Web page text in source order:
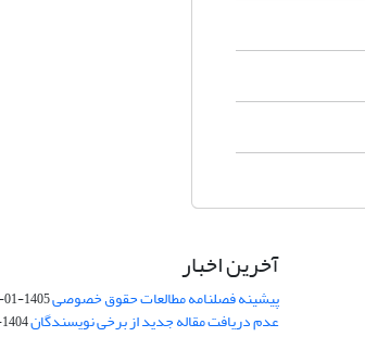
آخرین اخبار
پیشینه فصلنامه مطالعات حقوق خصوصی1405-01-01
عدم دریافت مقاله جدید از برخی نویسندگان1404-03-20